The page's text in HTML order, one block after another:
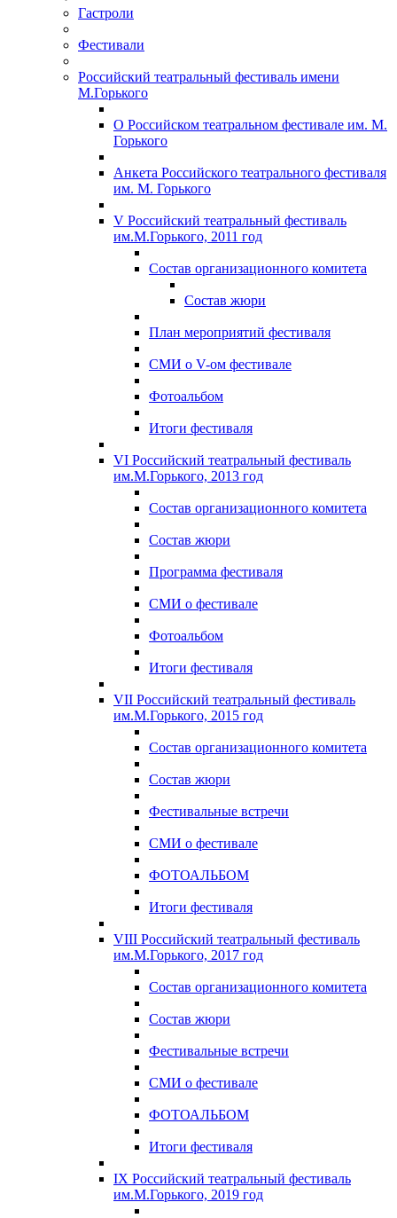
Гастроли
Фестивали
Российский театральный фестиваль имени
М.Горького
О Российском театральном фестивале им. М.
Горького
Анкета Российского театрального фестиваля
им. М. Горького
V Российский театральный фестиваль
им.М.Горького, 2011 год
Состав организационного комитета
Состав жюри
План мероприятий фестиваля
СМИ о V-ом фестивале
Фотоальбом
Итоги фестиваля
VI Российский театральный фестиваль
им.М.Горького, 2013 год
Состав организационного комитета
Состав жюри
Программа фестиваля
СМИ о фестивале
Фотоальбом
Итоги фестиваля
VII Российский театральный фестиваль
им.М.Горького, 2015 год
Состав организационного комитета
Состав жюри
Фестивальные встречи
СМИ о фестивале
ФОТОАЛЬБОМ
Итоги фестиваля
VIII Российский театральный фестиваль
им.М.Горького, 2017 год
Состав организационного комитета
Состав жюри
Фестивальные встречи
СМИ о фестивале
ФОТОАЛЬБОМ
Итоги фестиваля
IX Российский театральный фестиваль
им.М.Горького, 2019 год